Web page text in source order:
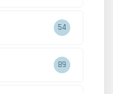
54
89